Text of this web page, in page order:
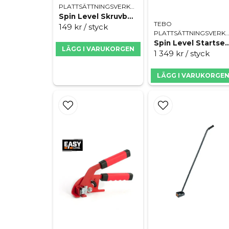
PLATTSÄTTNINGSVERKTYG
Spin Level Skruvborttagare
149 kr / styck
LÄGG I VARUKORGEN
TEBO
PLATTSÄTTNINGSVERKTYG
Spin Level
1 349 kr / styck
LÄGG I VARUKORGEN